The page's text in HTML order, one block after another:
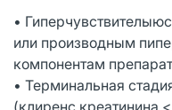
•
или производным
компонентам
• Терминальная
(клиренс креатинина